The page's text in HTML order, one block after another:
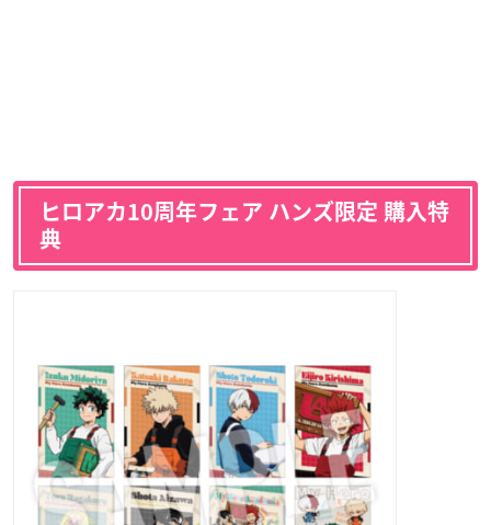
ヒロアカ10周年フェア ハンズ限定 購入特
典